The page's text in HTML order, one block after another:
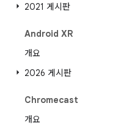
2021 게시판
Android XR
개요
2026 게시판
Chromecast
개요